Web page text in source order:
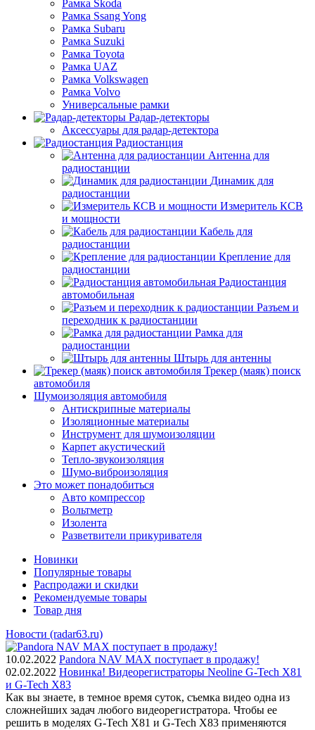
Рамка Skoda
Рамка Ssang Yong
Рамка Subaru
Рамка Suzuki
Рамка Toyota
Рамка UAZ
Рамка Volkswagen
Рамка Volvo
Универсальные рамки
Радар-детекторы
Аксессуары для радар-детектора
Радиостанция
Антенна для
радиостанции
Динамик для
радиостанции
Измеритель КСВ
и мощности
Кабель для
радиостанции
Крепление для
радиостанции
Радиостанция
автомобильная
Разъем и
переходник к радиостанции
Рамка для
радиостанции
Штырь для антенны
Трекер (маяк) поиск
автомобиля
Шумоизоляция автомобиля
Антискрипные материалы
Изоляционные материалы
Инструмент для шумоизоляции
Карпет акустический
Тепло-звукоизоляция
Шумо-виброизоляция
Это может понадобиться
Авто компрессор
Вольтметр
Изолента
Разветвители прикуривателя
Новинки
Популярные товары
Распродажи и скидки
Рекомендуемые товары
Товар дня
Новости (radar63.ru)
10.02.2022 Pandora NAV MAX поступает в продажу!
02.02.2022 Новинка! Видеорегистраторы Neoline G-Tech X81
и G-Tech X83
Как вы знаете, в темное время суток, съемка видео одна из
сложнейших задач любого видеорегистратора. Чтобы ее
решить в моделях G-Tech X81 и G-Tech X83 применяются